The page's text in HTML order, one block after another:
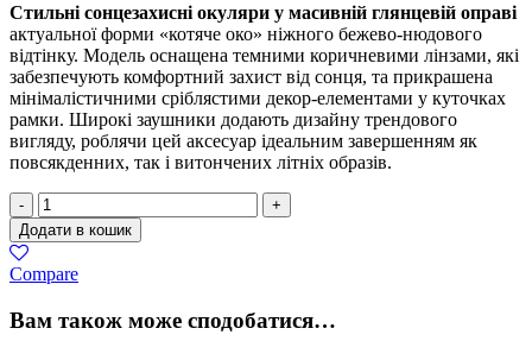
Стильні сонцезахисні окуляри у масивній глянцевій оправі
актуальної форми «котяче око» ніжного бежево-нюдового
відтінку. Модель оснащена темними коричневими лінзами, які
забезпечують комфортний захист від сонця, та прикрашена
мінімалістичними сріблястими декор-елементами у куточках
рамки. Широкі заушники додають дизайну трендового
вигляду, роблячи цей аксесуар ідеальним завершенням як
повсякденних, так і витончених літніх образів.
Окуляри
В
Бежевій
Глянцевій
Оправі
«Котяче
Око»
-
+
Додати в кошик
Compare
Вам також може сподобатися…